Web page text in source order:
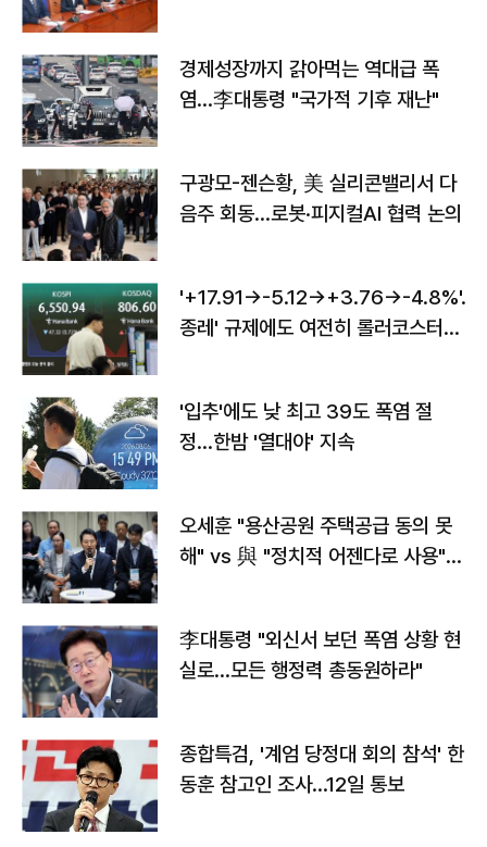
경제성장까지 갉아먹는 역대급 폭
염…李대통령 "국가적 기후 재난"
구광모-젠슨황, 美 실리콘밸리서 다
음주 회동…로봇·피지컬AI 협력 논의
'+17.91→-5.12→+3.76→-4.8%'…'
종레' 규제에도 여전히 롤러코스터
'입추'에도 낮 최고 39도 폭염 절
정…한밤 '열대야' 지속
오세훈 "용산공원 주택공급 동의 못
해" vs 與 "정치적 어젠다로 사용"
李대통령 "외신서 보던 폭염 상황 현
실로…모든 행정력 총동원하라"
종합특검, '계엄 당정대 회의 참석' 한
동훈 참고인 조사...12일 통보